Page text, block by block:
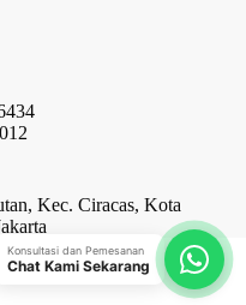
Kec. Ciracas, Kota
Duty by Raja Rak
Konsultasi dan Pemesanan
Chat Kami Sekarang